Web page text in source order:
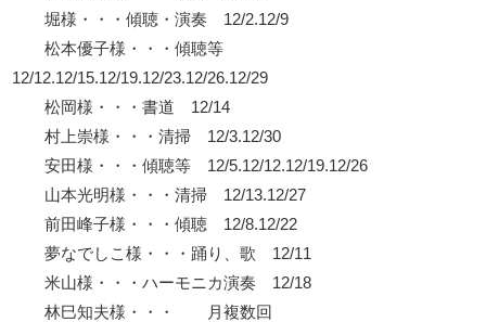
堀様・・・傾聴・演奏 12/2.12/9
松本優子様・・・傾聴等
12/12.12/15.12/19.12/23.12/26.12/29
松岡様・・・書道 12/14
村上崇様・・・清掃 12/3.12/30
安田様・・・傾聴等 12/5.12/12.12/19.12/26
山本光明様・・・清掃 12/13.12/27
前田峰子様・・・傾聴 12/8.12/22
夢なでしこ様・・・踊り、歌 12/11
米山様・・・ハーモニカ演奏 12/18
林巳知夫様・・・ 月複数回